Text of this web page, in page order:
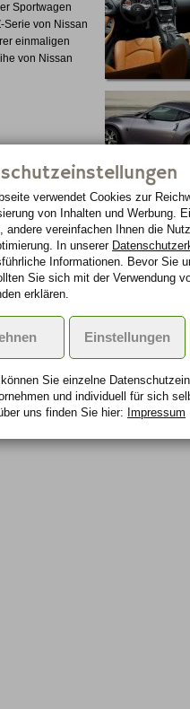
Sportwagen
Serie von Nissan
einmaligen
von Nissan
verwendet Cookies zur
von Inhalten und Werbung.
andere vereinfachen Ihnen die
In unserer
Informationen. Bevor Sie
Sie sich mit der Verwendung
erklären.
Einstellungen
Sie einzelne
und indivi­duell für sich
uns finden Sie hier:
Impressum